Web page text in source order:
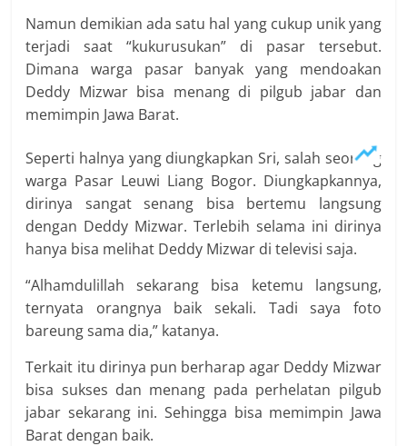
Namun demikian ada satu hal yang cukup unik yang
terjadi saat “kukurusukan” di pasar tersebut.
Dimana warga pasar banyak yang mendoakan
Deddy Mizwar bisa menang di pilgub jabar dan
memimpin Jawa Barat.
Seperti halnya yang diungkapkan Sri, salah seorang
warga Pasar Leuwi Liang Bogor. Diungkapkannya,
dirinya sangat senang bisa bertemu langsung
dengan Deddy Mizwar. Terlebih selama ini dirinya
hanya bisa melihat Deddy Mizwar di televisi saja.
“Alhamdulillah sekarang bisa ketemu langsung,
ternyata orangnya baik sekali. Tadi saya foto
bareung sama dia,” katanya.
Terkait itu dirinya pun berharap agar Deddy Mizwar
bisa sukses dan menang pada perhelatan pilgub
jabar sekarang ini. Sehingga bisa memimpin Jawa
Barat dengan baik.